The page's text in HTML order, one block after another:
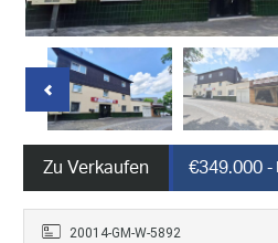
Zu Verkaufen €349.000 -
20014-GM-W-5892